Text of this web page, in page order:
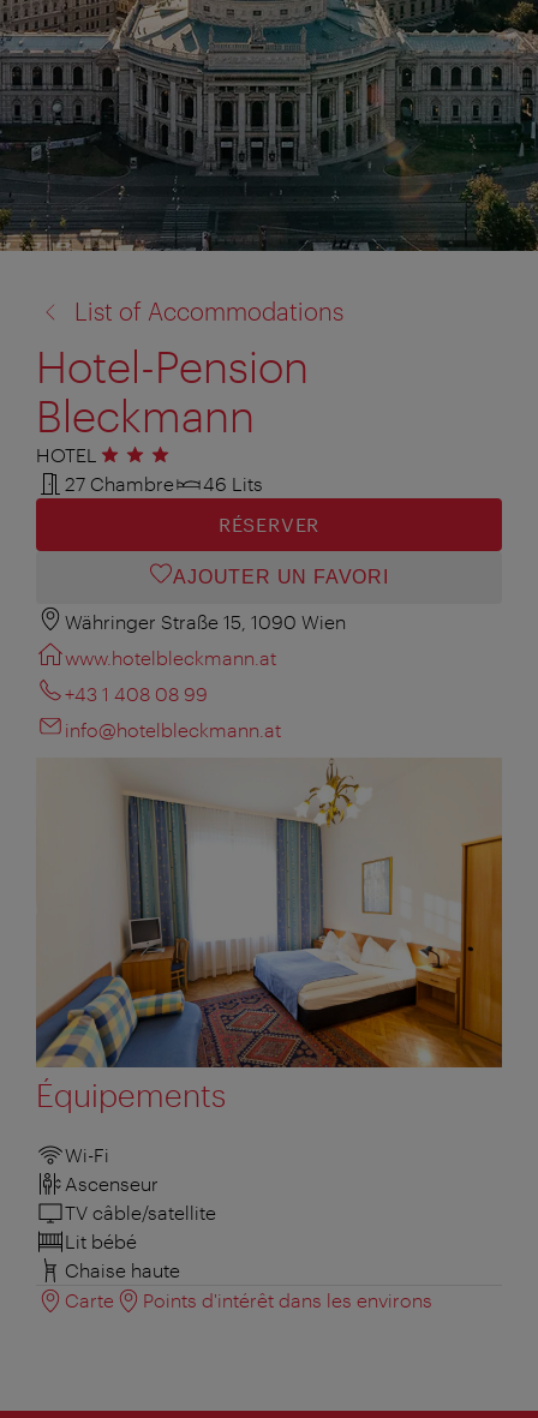
à:
List of Accommodations
Hotel-Pension
Bleckmann
HOTEL 3 étoiles
27 Chambre
46 Lits
RÉSERVER
AJOUTER UN FAVORI
Währinger Straße 15, 1090 Wien
www.hotelbleckmann.at
+43 1 408 08 99
info@hotelbleckmann.at
Équipements
Wi-Fi
Ascenseur
TV câble/satellite
Lit bébé
Chaise haute
Carte
Points d'intérêt dans les environs